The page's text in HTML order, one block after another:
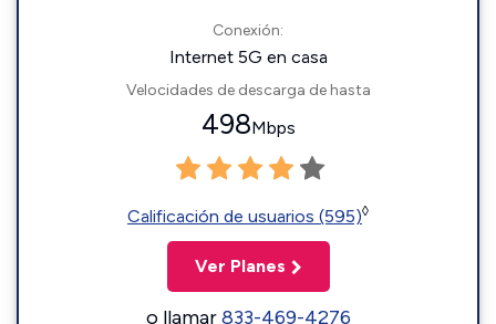
Conexión:
Internet 5G en casa
Velocidades de descarga de hasta
498Mbps
Calificación de usuarios (595)◊
Ver Planes
o llamar833-469-4276